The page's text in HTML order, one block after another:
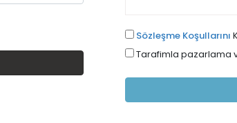
Sözleşme Koşullarını
Tarafimla pazarlama